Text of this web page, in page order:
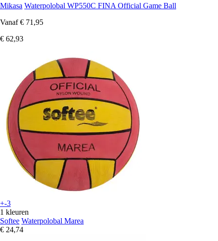
Mikasa Waterpolobal WP550C FINA Official Game Ball
Vanaf € 71,95
€ 62,93
+-3
1 kleuren
Softee Waterpolobal Marea
€ 24,74